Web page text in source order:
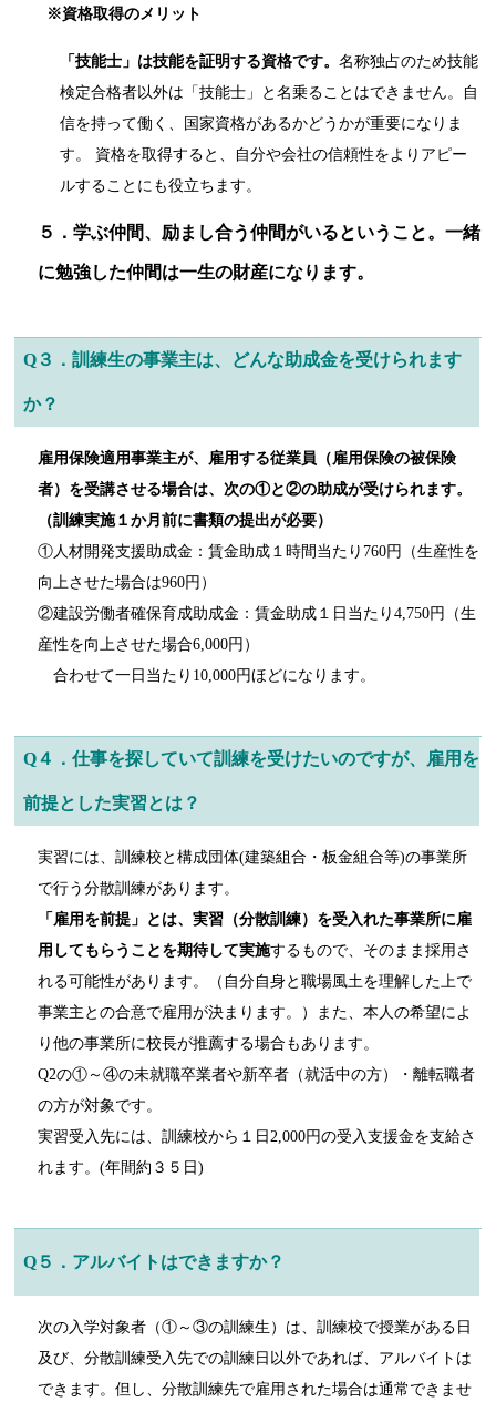
※資格取得のメリット
「技能士」は技能を証明する資格です。名称独占のため技能
検定合格者以外は「技能士」と名乗ることはできません。自
信を持って働く、国家資格があるかどうかが重要になりま
す。 資格を取得すると、自分や会社の信頼性をよりアピー
ルすることにも役立ちます。
５．学ぶ仲間、励まし合う仲間がいるということ。一緒
に勉強した仲間は一生の財産になります。
Q３．訓練生の事業主は、どんな助成金を受けられます
か？
雇用保険適用事業主が、雇用する従業員（雇用保険の被保険
者）を受講させる場合は、次の①と②の助成が受けられます。
（訓練実施１か月前に書類の提出が必要）
①人材開発支援助成金：賃金助成１時間当たり760円（生産性を
向上させた場合は960円）
②建設労働者確保育成助成金：賃金助成１日当たり4,750円（生
産性を向上させた場合6,000円）
合わせて一日当たり10,000円ほどになります。
Q４．仕事を探していて訓練を受けたいのですが、雇用を
前提とした実習とは？
実習には、訓練校と構成団体(建築組合・板金組合等)の事業所
で行う分散訓練があります。
「雇用を前提」とは、実習（分散訓練）を受入れた事業所に雇
用してもらうことを期待して実施するもので、そのまま採用さ
れる可能性があります。（自分自身と職場風土を理解した上で
事業主との合意で雇用が決まります。）また、本人の希望によ
り他の事業所に校長が推薦する場合もあります。
Q2の①～④の未就職卒業者や新卒者（就活中の方）・離転職者
の方が対象です。
実習受入先には、訓練校から１日2,000円の受入支援金を支給さ
れます。(年間約３５日)
Q５．アルバイトはできますか？
次の入学対象者（①～③の訓練生）は、訓練校で授業がある日
及び、分散訓練受入先での訓練日以外であれば、アルバイトは
できます。但し、分散訓練先で雇用された場合は通常できませ